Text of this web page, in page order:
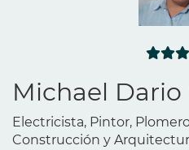
Michael Dario
Electricista, Pintor,
Construcción y